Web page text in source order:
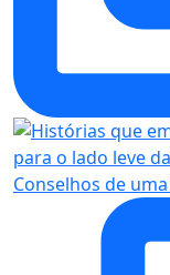
Conselhos de